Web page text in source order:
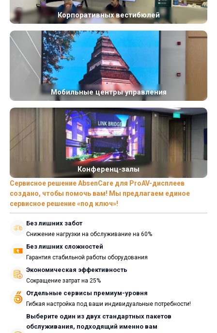
Корпоративных вестибюлей
Мобильные центры управления
Конференц-залы
Сервисное решение AbsenCare для ProAV-дисплеев
создано, чтобы помочь вам! Мы предлагаем единое
сервисное решение «под ключ»!
Без лишних забот
Снижение нагрузки на обслуживание на 60%
Без лишних сложностей
Гарантия стабильной работы оборудования
Экономическая эффективность
Сокращение затрат на 25%
Отдельные сервисы премиум-уровня
Гибкая настройка под ваши индивидуальные потребности!
Выберите один из двух стандартных пакетов
обслуживания, подходящий именно вам